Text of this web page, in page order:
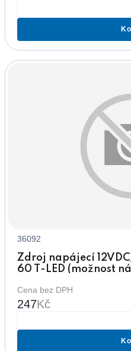
36092
Zdroj napájecí
60 T-LED (možnost
Cena bez DPH
247Kč